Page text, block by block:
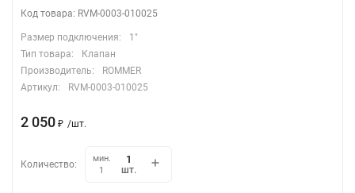
Код товара: RVM-0003-010025
Размер подключения:
1"
Тип товара:
Клапан
Производитель:
ROMMER
Артикул:
RVM-0003-010025
2 050 ₽ /шт.
Количество:
мин.
1
шт.